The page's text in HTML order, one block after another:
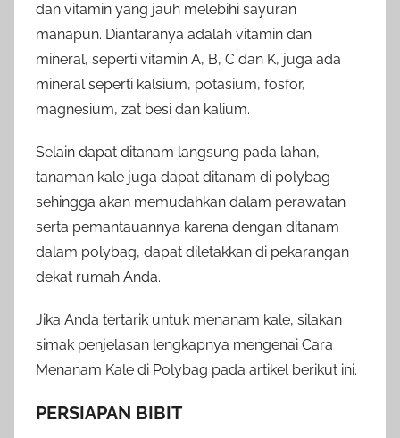
dan vitamin yang jauh melebihi sayuran
manapun. Diantaranya adalah vitamin dan
mineral, seperti vitamin A, B, C dan K, juga ada
mineral seperti kalsium, potasium, fosfor,
magnesium, zat besi dan kalium.
Selain dapat ditanam langsung pada lahan,
tanaman kale juga dapat ditanam di polybag
sehingga akan memudahkan dalam perawatan
serta pemantauannya karena dengan ditanam
dalam polybag, dapat diletakkan di pekarangan
dekat rumah Anda.
Jika Anda tertarik untuk menanam kale, silakan
simak penjelasan lengkapnya mengenai Cara
Menanam Kale di Polybag pada artikel berikut ini.
PERSIAPAN BIBIT